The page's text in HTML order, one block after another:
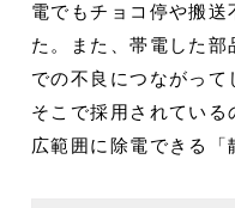
電でもチョコ停や搬送
た。また、帯電した
での不良につながっ
そこで採用されてい
広範囲に除電できる「